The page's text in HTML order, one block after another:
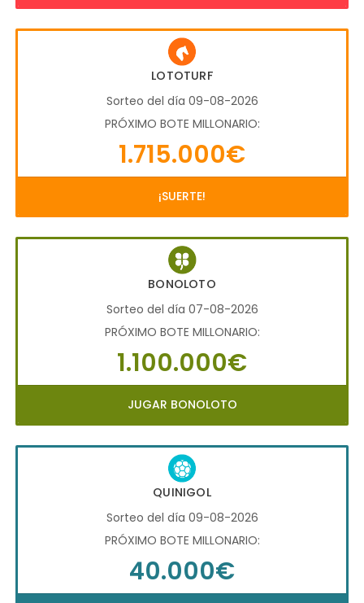
LOTOTURF
Sorteo del día 09-08-2026
PRÓXIMO BOTE MILLONARIO:
1.715.000€
¡SUERTE!
BONOLOTO
Sorteo del día 07-08-2026
PRÓXIMO BOTE MILLONARIO:
1.100.000€
JUGAR BONOLOTO
QUINIGOL
Sorteo del día 09-08-2026
PRÓXIMO BOTE MILLONARIO:
40.000€